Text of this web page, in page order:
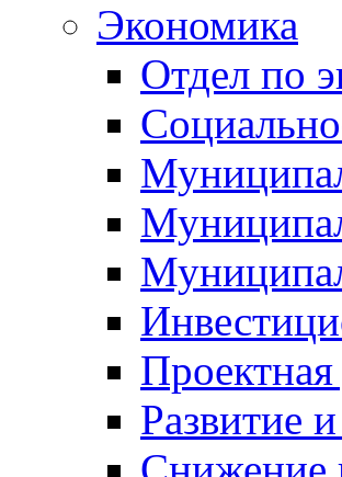
Экономика
Отдел по
Проектная
Развитие